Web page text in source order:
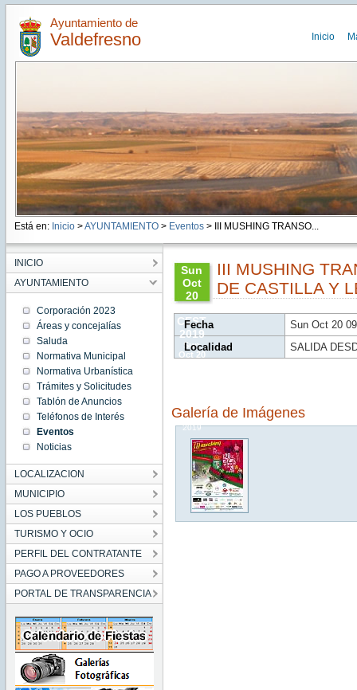
Ayuntamiento de
Valdefresno Inicio
Está en: Inicio >AYUNTAMIENTO> Eventos> III MUSHING TRANSO...
INICIO
AYUNTAMIENTO
Corporación 2023
Áreas y concejalías
Saluda
Normativa Municipal
Normativa Urbanística
Trámites y Solicitudes
Tablón de Anuncios
Teléfonos de Interés
Eventos
Noticias
LOCALIZACION
MUNICIPIO
LOS PUEBLOS
TURISMO Y OCIO
PERFIL DEL CONTRATANTE
PAGO A PROVEEDORES
PORTAL DE TRANSPARENCIA
Sun
Oct
20
CEST
2019
Sun
Oct 20
09:00:00
CEST
2019
III MUSHING
DE CASTILLA Y
Fecha
Sun Oct 20
Localidad
SALIDA
Galería de Imágenes